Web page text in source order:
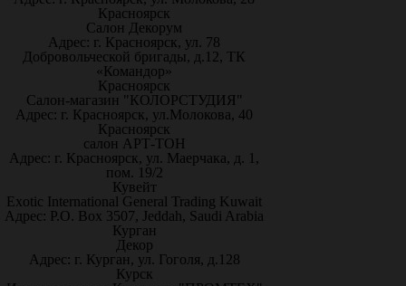
Красноярск
Салон Декорум
Адрес: г. Красноярск, ул. 78
Добровольческой бригады, д.12, ТК
«Командор»
Красноярск
Салон-магазин "КОЛОРСТУДИЯ"
Адрес: г. Красноярск, ул.Молокова, 40
Красноярск
салон АРТ-ТОН
Адрес: г. Красноярск, ул. Маерчака, д. 1,
пом. 19/2
Кувейт
Exotic International General Trading Kuwait
Адрес: P.O. Box 3507, Jeddah, Saudi Arabia
Курган
Декор
Адрес: г. Курган, ул. Гоголя, д.128
Курск